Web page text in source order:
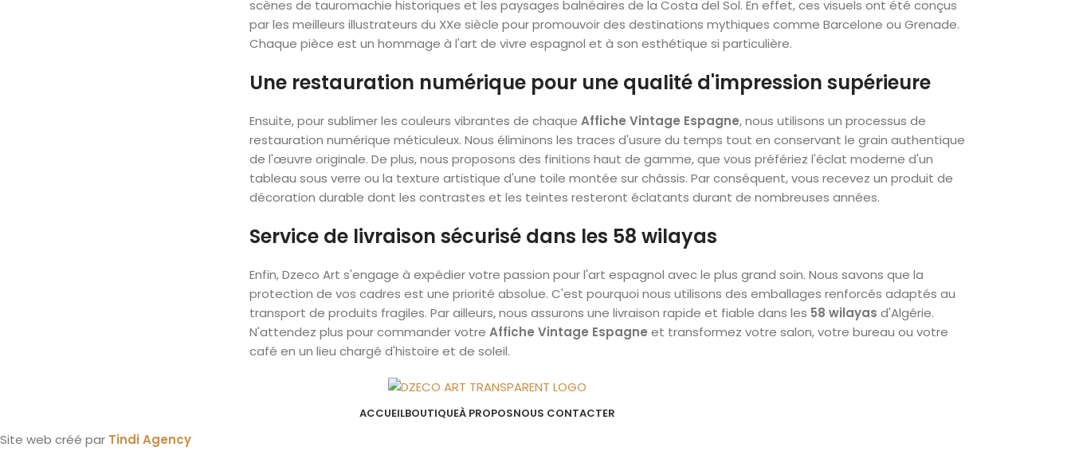
scènes de tauromachie historiques et les paysages balnéaires de la Costa del Sol. En effet, ces visuels ont été conçus
par les meilleurs illustrateurs du XXe siècle pour promouvoir des destinations mythiques comme Barcelone ou Grenade.
Chaque pièce est un hommage à l'art de vivre espagnol et à son esthétique si particulière.
Une restauration numérique pour une qualité d'impression supérieure
Ensuite, pour sublimer les couleurs vibrantes de chaque Affiche Vintage Espagne, nous utilisons un processus de
restauration numérique méticuleux. Nous éliminons les traces d'usure du temps tout en conservant le grain authentique
de l'œuvre originale. De plus, nous proposons des finitions haut de gamme, que vous préfériez l'éclat moderne d'un
tableau sous verre ou la texture artistique d'une toile montée sur châssis. Par conséquent, vous recevez un produit de
décoration durable dont les contrastes et les teintes resteront éclatants durant de nombreuses années.
Service de livraison sécurisé dans les 58 wilayas
Enfin, Dzeco Art s'engage à expédier votre passion pour l'art espagnol avec le plus grand soin. Nous savons que la
protection de vos cadres est une priorité absolue. C'est pourquoi nous utilisons des emballages renforcés adaptés au
transport de produits fragiles. Par ailleurs, nous assurons une livraison rapide et fiable dans les 58 wilayas d'Algérie.
N'attendez plus pour commander votre Affiche Vintage Espagne et transformez votre salon, votre bureau ou votre
café en un lieu chargé d'histoire et de soleil.
ACCUEILBOUTIQUEÀ PROPOSNOUS CONTACTER
Site web créé par Tindi Agency